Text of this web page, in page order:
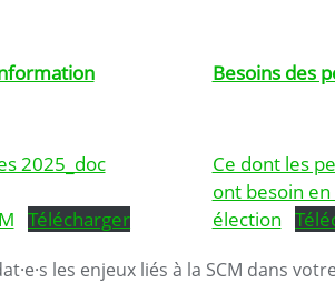
Besoins des
2025_doc
Télécharger
Ce dont les
ont besoin
élection
les enjeux liés à la SCM dans